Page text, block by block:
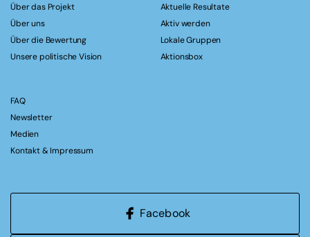
Über das Projekt
Über uns
Über die Bewertung
Unsere politische Vision
Aktuelle Resultate
Aktiv werden
Lokale Gruppen
Aktionsbox
FAQ
Newsletter
Medien
Kontakt & Impressum
Facebook